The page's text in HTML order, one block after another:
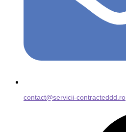
contact@servicii-contracteddd.ro